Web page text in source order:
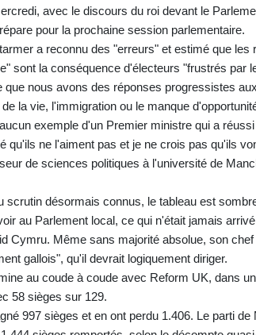
avec le discours du roi devant le
pour la prochaine session parlementaire.
a reconnu des "erreurs" et estimé que les
sont la conséquence d'électeurs "frustrés par
nous avons des réponses progressistes
la vie, l'immigration ou le manque
exemple d'un Premier ministre qui a
qu'ils ne l'aiment pas et je ne crois pas qu'ils
de sciences politiques à l'université de
désormais connus, le tableau est
au Parlement local, ce qui n'était jamais
Cymru. Même sans majorité absolue, son
gallois", qu'il devrait logiquement diriger.
au coude à coude avec Reform UK, dans
58 sièges sur 129.
997 sièges et en ont perdu 1.406. Le parti